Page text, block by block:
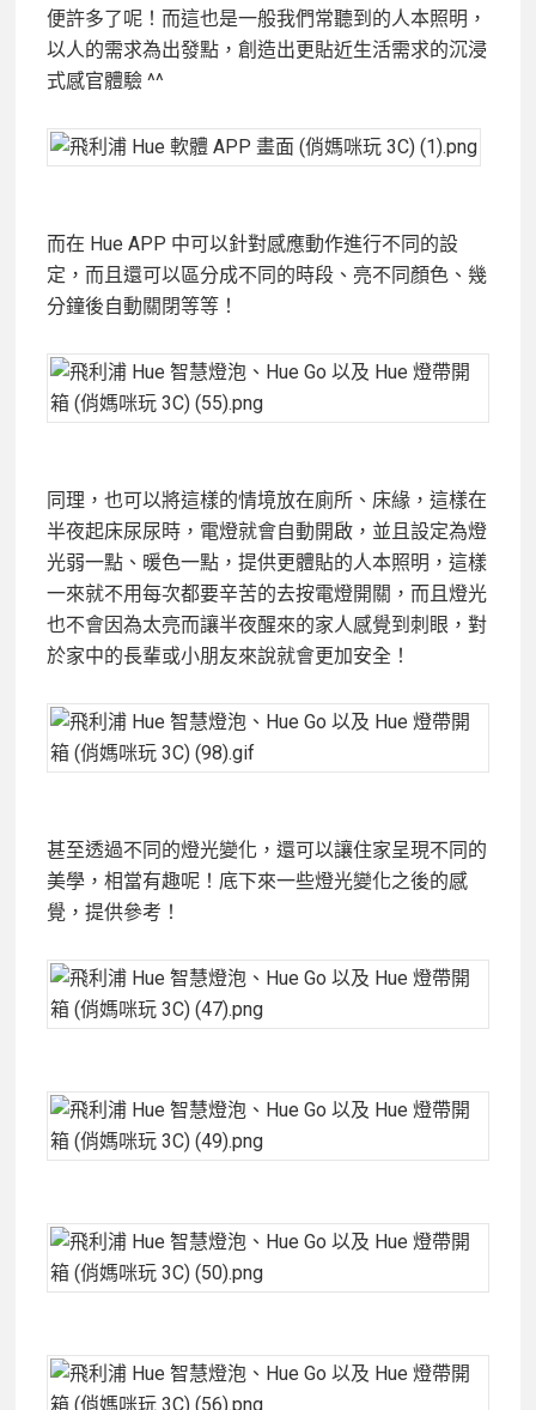
便許多了呢！而這也是一般我們常聽到的人本照明，
以人的需求為出發點，創造出更貼近生活需求的沉浸
式感官體驗 ^^
而在 Hue APP 中可以針對感應動作進行不同的設
定，而且還可以區分成不同的時段、亮不同顏色、幾
分鐘後自動關閉等等！
同理，也可以將這樣的情境放在廁所、床緣，這樣在
半夜起床尿尿時，電燈就會自動開啟，並且設定為燈
光弱一點、暖色一點，提供更體貼的人本照明，這樣
一來就不用每次都要辛苦的去按電燈開關，而且燈光
也不會因為太亮而讓半夜醒來的家人感覺到刺眼，對
於家中的長輩或小朋友來說就會更加安全！
甚至透過不同的燈光變化，還可以讓住家呈現不同的
美學，相當有趣呢！底下來一些燈光變化之後的感
覺，提供參考！